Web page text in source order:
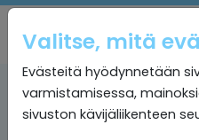
Valitse, mitä
Evästeitä hyödynnetään
varmistamisessa,
sivuston kävijäliikenteen